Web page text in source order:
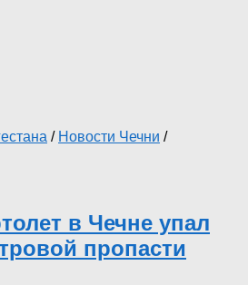
/ Новости Чечни /
в Чечне упал
пропасти